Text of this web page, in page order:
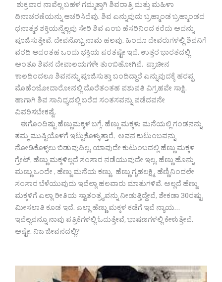
ಶುಕ್ರವಾರ ನಾವೆಲ್ಲ ಬಹಳ ಗಮ್ಮತ್ತಾಗಿ ಶಿವರಾತ್ರಿ ಮತ್ತು ಮಹಿಳಾ
ದಿನಾಚರಣೆಯನ್ನು ಆಚರಿಸಿದೆವು. ಶಿವ ಎನ್ನುವುದು ಬ್ರಹ್ಮಾಂಡ ಬ್ರಹ್ಮಾಂಡದ
ಧನಾತ್ಮಕ ಶಕ್ತಿಯನ್ನೆಲ್ಲವು ಸೇರಿ ಶಿವ ಎಂಬ ಹೆಸರಿನಿಂದ ಕರೆದು ಅದನ್ನು
ಪೂಜಿಸುತ್ತೇವೆ. ದೇವನೊಬ್ಬ ನಾಮ ಹಲವು. ಹಿಂದೂ ದೇವರುಗಳಲ್ಲಿ ಶಿವನಿಗೆ
ವರದಿ ಆದಂತಹ ಒಂದು ಭಕ್ತಿಯ ಪರತಷ್ಟೇ ಇದೆ. ಉತ್ತರ ಭಾರತದಲ್ಲಿ
ಅಂತೂ ಶಿವನ ದೇವಾಲಯಗಳೇ ತುಂಬಿಹೋಗಿವೆ. ಪ್ರಾಚೀನ
ಕಾಲದಿಂದಲೂ ಶಿವನನ್ನು ಪೂಜಿಸುತ್ತಾ ಬಂದಿದ್ದಾರೆ ಎನ್ನುವುದಕ್ಕೆ ಹರಪ್ಪ
ಮೊಹೆಂಜೋದಾರೋನಲ್ಲಿ ದೊರೆತಂತಹ ಪಶುಪತಿ ವಿಗ್ರಹವೇ ಸಾಕ್ಷಿ.
ಹಾಗಾಗಿ ಶಿವ ಸಾನಿಧ್ಯದಲ್ಲಿ ಬರೆದ ಸಂತಸವನ್ನು ಪಡೆದವನೇ
ವಿವರಿಸಬೇಕಷ್ಟೆ.
ಈಗೊಂದಿಷ್ಟು ಹೆಣ್ಣುಮಕ್ಕಳ ಬಗ್ಗೆ. ಹೆಣ್ಣು ಮಕ್ಕಳು ಮನೆಯಲ್ಲಿ ಗಂಡನನ್ನು
ತಮ್ಮ ಮುಷ್ಟಿಯೊಳಗೆ ಇಟ್ಟುಕೊಳ್ಳುತ್ತಾರೆ, ಅವನ ಕುಟುಂಬವನ್ನು
ನೋಡಿಕೊಳ್ಳಲು ಬಿಡುವುದಿಲ್ಲ, ಯಾವುದೇ ಕುಟುಂಬದಲ್ಲಿ ಹೆಣ್ಣು ಮಕ್ಕಳ
ಗ್ರೇಟ್, ಹೆಣ್ಣು ಮಕ್ಕಳಿಲ್ಲದೆ ಸಂಸಾರ ನಡೆಯುವುದೇ ಇಲ್ಲ, ಹೆಣ್ಣು ಹೊನ್ನು
ಮಣ್ಣು ಒಂದೇ , ಹೆಣ್ಣು ಮನೆಯ ಕಣ್ಣು. ಹೆಣ್ಣು ಗೃಹಲಕ್ಷ್ಮಿ. ಹೆಣ್ಣಿನಿಂದಲೇ
ಸಂಸಾರ ಬೆಳೆಯುವುದು ಇವೆಲ್ಲಾ ಹಲವಾರು ಮಾತುಗಳಿವೆ. ಅಲ್ಲದೆ ಹೆಣ್ಣು
ಮಕ್ಕಳಿಗೆ ಎಲ್ಲಾ ರೀತಿಯ ಸ್ವಾತಂತ್ರ್ಯವನ್ನು ನೀಡುತ್ತಿದ್ದೇವೆ, ಶೇಕಡಾ 30ರಷ್ಟು
ಮೀಸಲಾತಿ ಕೂಡ ಇದೆ. ಎಲ್ಲಾ ಹೆಣ್ಣು ಮಕ್ಕಳ ಕಡೆಗೆ ಇವೆ ನ್ಯಾಯ…
ಇವೆಲ್ಲವನ್ನೂ ನಾವು ಪತ್ರಿಕೆಗಳಲ್ಲಿ ಓದುತ್ತೇವೆ, ಭಾಷಣಗಳಲ್ಲಿ ಕೇಳುತ್ತೇವೆ.
ಅಷ್ಟೇ. ನಿಜ ಜೀವನದಲ್ಲಿ?